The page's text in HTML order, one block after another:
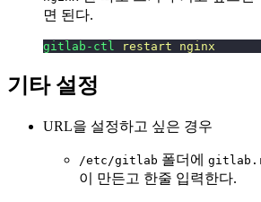
면 된다.
gitlab-ctl restart nginx
기타 설정
URL을 설정하고 싶은 경우
/etc/gitlab 폴더에
이 만든고 한줄 입력한다.